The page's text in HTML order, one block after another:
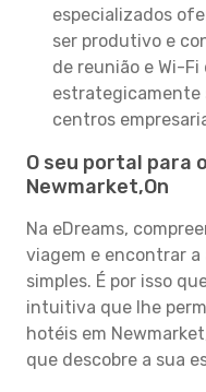
especializados
ser produtivo e
de reunião e Wi-
estrategicamente
centros
O seu portal para
Newmarket,On
Na eDreams,
viagem e encontrar
simples. É por isso
intuitiva que lhe
hotéis em
que descobre a sua